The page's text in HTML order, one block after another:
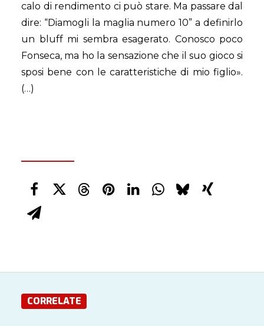
calo di rendimento ci può stare. Ma passare dal
dire: “Diamogli la maglia numero 10” a definirlo
un bluff mi sembra esagerato. Conosco poco
Fonseca, ma ho la sensazione che il suo gioco si
sposi bene con le caratteristiche di mio figlio».
(…)
CORRELATE